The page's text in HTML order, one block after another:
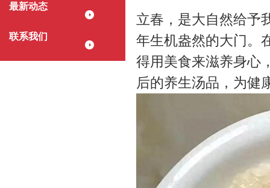
最新动态
联系我们
立春，是大自然给予
年生机盎然的大门。
得用美食来滋养身心
后的养生汤品，为健